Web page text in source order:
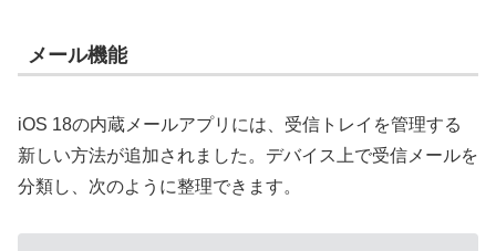
メール機能
iOS 18の内蔵メールアプリには、受信トレイを管理する
新しい方法が追加されました。 デバイス上で受信メールを
分類し、次のように整理できます。